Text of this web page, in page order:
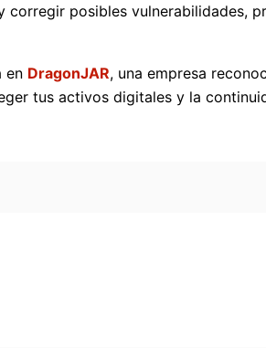
posibles vulnerabilidades,
en DragonJAR, una empresa
tus activos digitales y la